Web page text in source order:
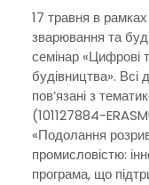
17 травня в рамках тижня науки на кафедрі технологій
зварювання та
семінар «Цифрові
будівництва». Всі
пов’язані з
(101127884-
«Подолання
промисловістю:
програма, що